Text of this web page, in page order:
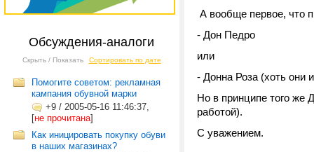
Обсуждения-аналоги
Скрыть / Показать Сортировать по дате
Помогите советом: рекламная
кампания обувной марки
+9 / 2005-05-16 11:46:37,
[не прочитана]
Как иницировать покупку обуви
в наших магазинах?
А вообще первое, что
- Дон Педро
или
- Донна Роза (хоть они
Но в принципе того же
работой).
С уважением.